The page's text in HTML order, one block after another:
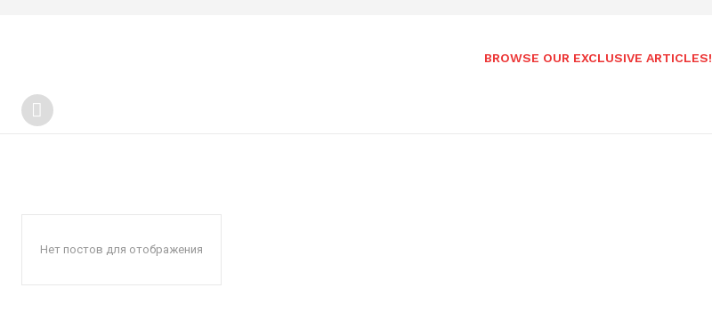
BROWSE OUR EXCLUSIVE ARTICLES!
Нет постов для отображения